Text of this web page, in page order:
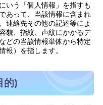
いう「個人情報」を指すも
あって、当該情報に含まれ
連絡先その他の記述等によ
貌、指紋、声紋にかかるデ
どの当該情報単体から特定
報）を指します。
的)